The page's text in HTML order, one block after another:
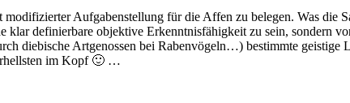
Aufgabenstellung für die Affen zu belegen. Was die
klar definierbare objektive Erkenntnisfähigkeit zu sein, sondern
diebische Artgenossen bei Rabenvögeln…) bestimmte
im Kopf 🙂 …